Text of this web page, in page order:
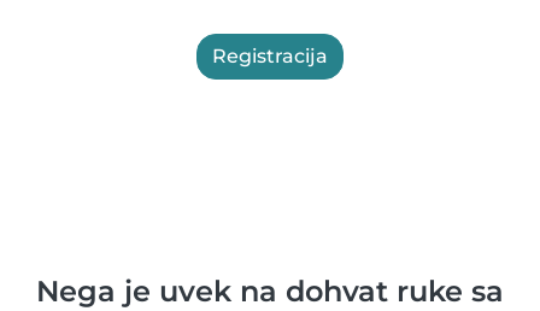
Registracija
Nega je uvek na dohvat ruke sa